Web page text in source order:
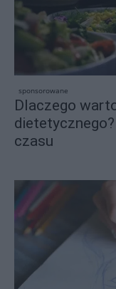
sponsorowane
Dlaczego
czasu